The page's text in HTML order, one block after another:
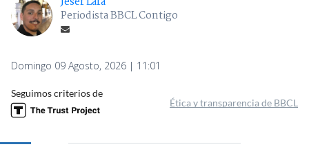
Periodista BBCL Contigo
Domingo 09 Agosto, 2026 | 11:01
Seguimos criterios de
Ética y transparencia de BBCL